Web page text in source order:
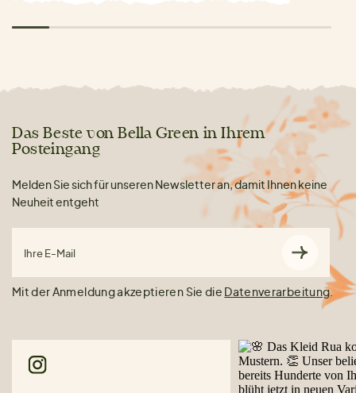
Das Beste von Bella Green in Ihrem
Posteingang
Melden Sie sich für unseren Newsletter an, damit Ihnen keine
Neuheit entgeht
Ihre E-Mail
Mit der Anmeldung akzeptieren Sie die Datenverarbeitung.